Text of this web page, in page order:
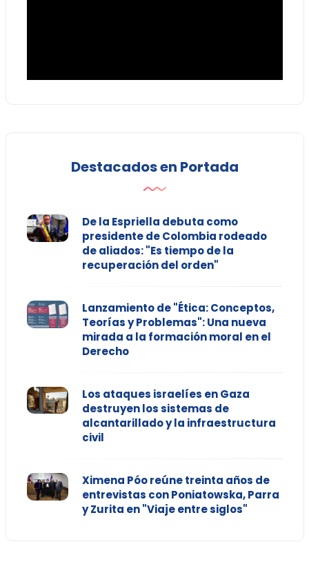
Destacados en Portada
De la Espriella debuta como
presidente de Colombia rodeado
de aliados: "Es tiempo de la
recuperación del orden"
Lanzamiento de "Ética: Conceptos,
Teorías y Problemas": Una nueva
mirada a la formación moral en el
Derecho
Los ataques israelíes en Gaza
destruyen los sistemas de
alcantarillado y la infraestructura
civil
Ximena Póo reúne treinta años de
entrevistas con Poniatowska, Parra
y Zurita en "Viaje entre siglos"